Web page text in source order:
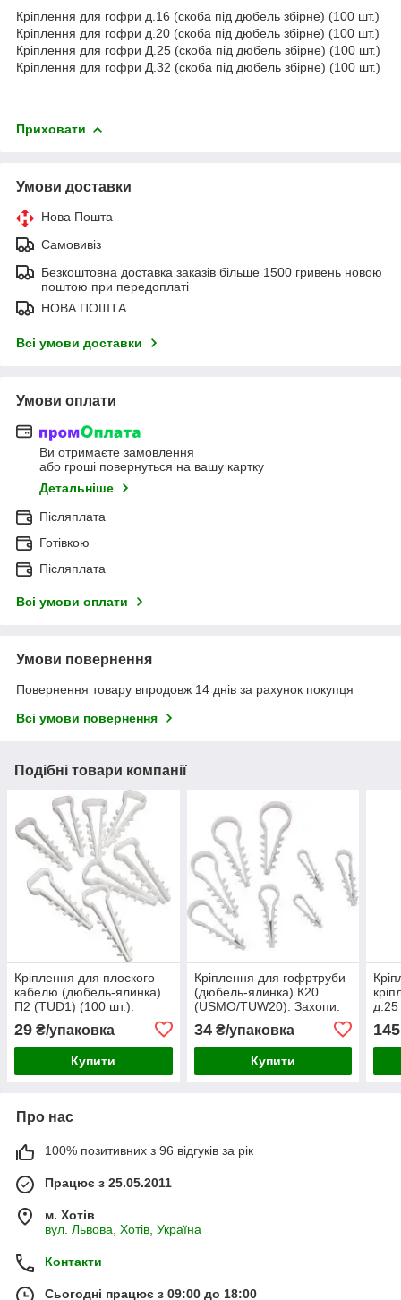
Кріплення для гофри д.16 (скоба під дюбель збірне) (100 шт.)
Кріплення для гофри д.20 (скоба під дюбель збірне) (100 шт.)
Кріплення для гофри Д.25 (скоба під дюбель збірне) (100 шт.)
Кріплення для гофри Д.32 (скоба під дюбель збірне) (100 шт.)
Приховати
Умови доставки
Нова Пошта
Самовивіз
Безкоштовна доставка заказів більше 1500 гривень новою
поштою при передоплаті
НОВА ПОШТА
Всі умови доставки
Умови оплати
Ви отримаєте замовлення
або гроші повернуться на вашу картку
Детальніше
Післяплата
Готівкою
Післяплата
Всі умови оплати
Умови повернення
Повернення товару впродовж 14 днів за рахунок покупця
Всі умови повернення
Подібні товари компанії
Кріплення для плоского
кабелю (дюбель-ялинка)
П2 (TUD1) (100 шт.).
29 ₴/упаковка
Купити
Кріплення для гофртруби
(дюбель-ялинка) К20
(USMO/TUW20). Захопи.
34₴/упаковка
Купити
145
Про нас
100% позитивних з 96 відгуків за рік
Працює з 25.05.2011
м. Хотів
вул. Львова, Хотів, Україна
Контакти
Сьогодні працює з 09:00 до 18:00